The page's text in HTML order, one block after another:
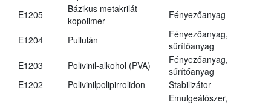
E1205
Bázikus metakrilát-
kopolimer
Fényezőanyag
E1204 Pullulán
Fényezőanyag,
sűrítőanyag
E1203
Polivinil-alkohol (PVA)
Fényezőanyag,
sűrítőanyag
E1202
Polivinilpolipirrolidon Stabilizátor
Emulgeálószer,